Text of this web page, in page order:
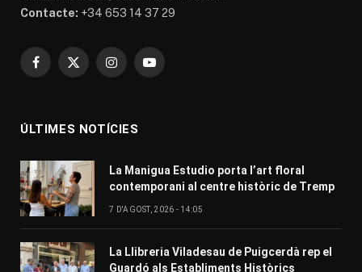
Contacte: +34 653 14 37 29
Facebook
X
InstagramYouTube
ÚLTIMES NOTÍCIES
La Manigua Estudio porta l’art floral
contemporani al centre històric de Tremp
7 D'AGOST, 2026 - 14:05
La Llibreria Viladesau de Puigcerdà rep el
Guardó als Establiments Històrics